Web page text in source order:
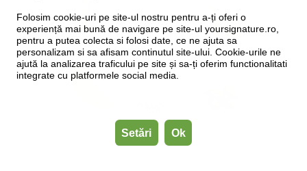
Folosim cookie-uri pe site-ul nostru pentru a-ți oferi o
experiență mai bună de navigare pe site-ul yoursignature.ro,
pentru a putea colecta si folosi date, ce ne ajuta sa
personalizam si sa afisam continutul site-ului. Cookie-urile ne
ajută la analizarea traficului pe site și sa-ți oferim functionalitati
integrate cu platformele social media.
Setări Ok